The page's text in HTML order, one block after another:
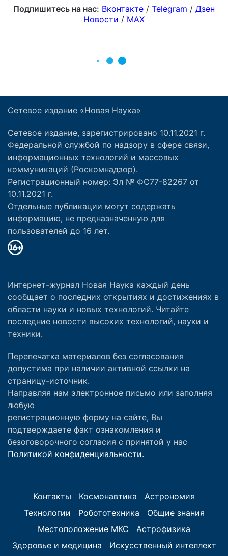
Сетевое издание «Новая Наука»
Сетевое издание, зарегистрировано 10.11.2021 г.
Федеральной службой по надзору в сфере связи,
информационных технологий и массовых
коммуникаций (Роскомнадзор).
Регистрационный номер: Эл № ФС77-82267 от
10.11.2021 г.
Отдельные публикации могут содержать
информацию, не предназначенную для
пользователей до 16 лет.
Интернет-журнал Новая Наука каждый день
сообщает о последних открытиях и достижениях в
области науки и новых технологий. Читайте
последние новости высоких технологий, науки и
техники.
Перепечатка материалов без согласования
допустима при наличии активной ссылки на
страницу-источник.
Направляя нам электронное письмо или заполняя
любую
регистрационную форму на сайте, Вы
подтверждаете факт ознакомления и
безоговорочного согласия с принятой у нас
Политикой конфиденциальности.
Контакты Космонавтика
Астрономия
Технологии
Робототехника
Общие знания
Местоположение МКС
Астрофизика
Здоровье и медицина
Искусственный интеллект